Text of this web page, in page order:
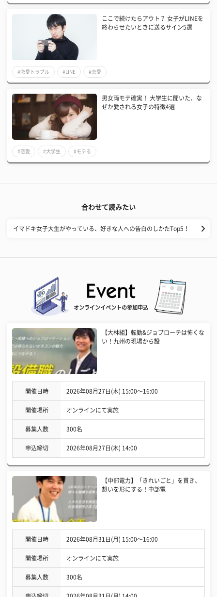
ここで続けたらアウト？ 女子がLINEを
終わらせたいときに送るサイン5選
#恋愛トラブル #LINE #恋愛
​男女両モテ確実！ 大学生に聞いた、な
ぜか愛される女子の特徴4選
#恋愛 #大学生 #モテる
合わせて読みたい
イマドキ女子大生がやっている、好きな人への告白のしかたTop5！
オンラインイベントの参加申込
【大林組】転勤&ジョブローテは怖くな
い！九州の現場から設
開催日時 2026年08月27日(木) 15:00〜16:00
開催場所 オンラインにて実施
募集人数 300名
申込締切 2026年08月27日(木) 14:00
【中部電力】「きれいごと」を貫き、
想いを形にする！中部電
開催日時 2026年08月31日(月) 15:00〜16:00
開催場所 オンラインにて実施
募集人数 300名